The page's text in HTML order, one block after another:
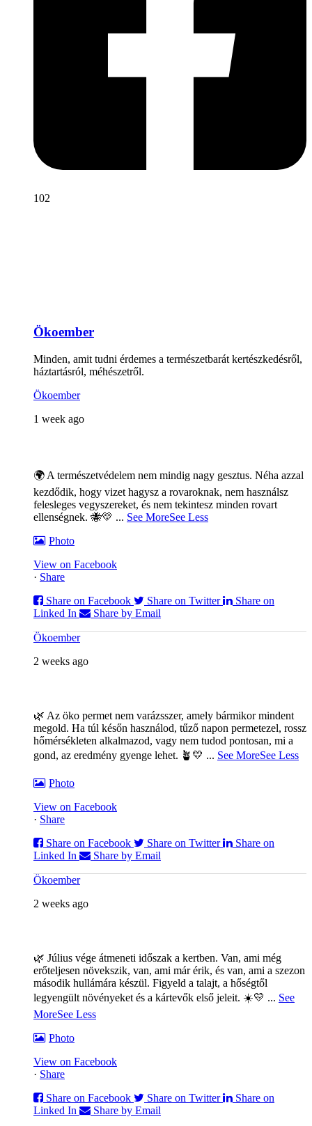
102
Ökoember
Minden, amit tudni érdemes a természetbarát kertészkedésről,
háztartásról, méhészetről.
Ökoember
1 week ago
🌍 A természetvédelem nem mindig nagy gesztus. Néha azzal
kezdődik, hogy vizet hagysz a rovaroknak, nem használsz
felesleges vegyszereket, és nem tekintesz minden rovart
ellenségnek. 🐝💛 ... See MoreSee Less
Photo
View on Facebook
· Share
Share on Facebook
Share on Twitter
Share on
Linked In
Share by Email
Ökoember
2 weeks ago
🌿 Az öko permet nem varázsszer, amely bármikor mindent
megold. Ha túl későn használod, tűző napon permetezel, rossz
hőmérsékleten alkalmazod, vagy nem tudod pontosan, mi a
gond, az eredmény gyenge lehet. 🪴💛 ... See MoreSee Less
Photo
View on Facebook
· Share
Share on Facebook
Share on Twitter
Share on
Linked In
Share by Email
Ökoember
2 weeks ago
🌿 Július vége átmeneti időszak a kertben. Van, ami még
erőteljesen növekszik, van, ami már érik, és van, ami a szezon
második hullámára készül. Figyeld a talajt, a hőségtől
legyengült növényeket és a kártevők első jeleit. ☀️💛 ... See
MoreSee Less
Photo
View on Facebook
· Share
Share on Facebook
Share on Twitter
Share on
Linked In
Share by Email